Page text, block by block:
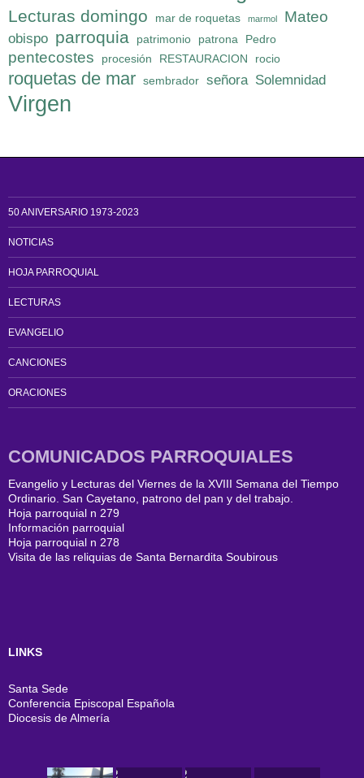
Lecturas domingo mar de roquetas marmol Mateo
obispo parroquia patrimonio patrona Pedro
pentecostes procesión RESTAURACION rocio
roquetas de mar sembrador señora Solemnidad
Virgen
50 ANIVERSARIO 1973-2023
NOTICIAS
HOJA PARROQUIAL
LECTURAS
EVANGELIO
CANCIONES
ORACIONES
COMUNICADOS PARROQUIALES
Evangelio y Lecturas del Viernes de la XVIII Semana del Tiempo
Ordinario. San Cayetano, patrono del pan y del trabajo.
Hoja parroquial n 279
Información parroquial
Hoja parroquial n 278
Visita de las reliquias de Santa Bernardita Soubirous
LINKS
Santa Sede
Conferencia Episcopal Española
Diocesis de Almería